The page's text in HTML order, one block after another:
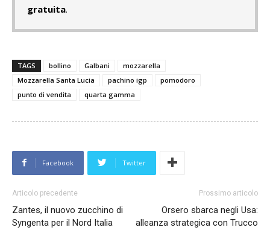
gratuita.
TAGS bollino Galbani
mozzarella
Mozzarella Santa Lucia
pachino igp
pomodoro
punto di vendita
quarta gamma
Facebook Twitter
Articolo precedente
Zantes, il nuovo zucchino di
Syngenta per il Nord Italia
Prossimo articolo
Orsero sbarca negli Usa:
alleanza strategica con Trucco